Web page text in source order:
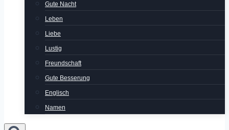
Gute Nacht
Leben
Liebe
Lustig
Freundschaft
Gute Besserung
Englisch
Namen